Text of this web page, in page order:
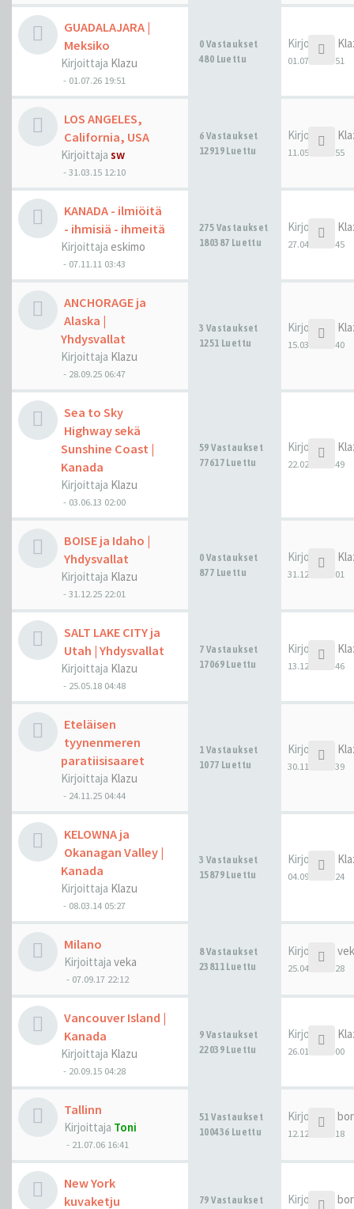
GUADALAJARA |
Meksiko
Kirjoittaja Klazu
- 01.07.26 19:51
0 Vastaukset
480 Luettu
Kirjoittaja
01.07.26 19:51
LOS ANGELES,
California, USA
Kirjoittaja sw
-31.03.15 12:10
6 Vastaukset
12919 Luettu
Kirjoittaja
11.05.26 00:55
KANADA - ilmiöitä
- ihmisiä - ihmeitä
Kirjoittaja eskimo
- 07.11.11 03:43
275 Vastaukset
180387 Luettu
Kirjoittaja
27.04.26 07:45
ANCHORAGE ja
Alaska |
Yhdysvallat
Kirjoittaja Klazu
- 28.09.25 06:47
3 Vastaukset
1251 Luettu
Kirjoittaja
15.03.26 07:40
Sea to Sky
Highway sekä
Sunshine Coast |
Kanada
Kirjoittaja Klazu
- 03.06.13 02:00
59 Vastaukset
77617 Luettu
Kirjoittaja
22.02.26 22:49
BOISE ja Idaho |
Yhdysvallat
Kirjoittaja Klazu
-31.12.25 22:01
0 Vastaukset
877 Luettu
Kirjoittaja
31.12.25 22:01
SALT LAKE CITY ja
Utah | Yhdysvallat
Kirjoittaja Klazu
- 25.05.18 04:48
7 Vastaukset
17069 Luettu
Kirjoittaja
13.12.25 21:46
Eteläisen
tyynenmeren
paratiisisaaret
Kirjoittaja Klazu
- 24.11.25 04:44
1 Vastaukset
1077 Luettu
Kirjoittaja
30.11.25 08:39
KELOWNA ja
Okanagan Valley |
Kanada
Kirjoittaja Klazu
- 08.03.14 05:27
3 Vastaukset
15879 Luettu
Kirjoittaja
04.09.25 08:24
Milano
Kirjoittaja veka
- 07.09.17 22:12
8 Vastaukset
23811 Luettu
Kirjoittaja
25.04.25 09:28
Vancouver Island |
Kanada
Kirjoittaja Klazu
- 20.09.15 04:28
9 Vastaukset
22039 Luettu
Kirjoittaja
26.01.25 00:00
Tallinn
Kirjoittaja Toni
- 21.07.06 16:41
51 Vastaukset
100436 Luettu
Kirjoittaja
12.12.24 11:18
New York
kuvaketju
79 Vastaukset Kirjoittaja